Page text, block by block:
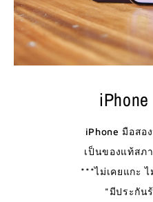
iPhone มือสอ
เป็นของแท้สภ
***ไม่เคยแกะ
"มีประกัน